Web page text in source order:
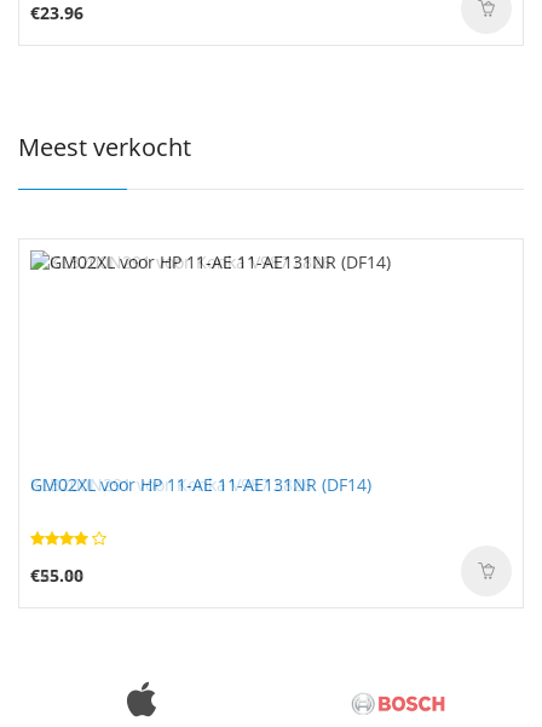
€23.96
Meest verkocht
GM02XL voor HP 11-AE 11-AE131NR (DF14)
€55.00